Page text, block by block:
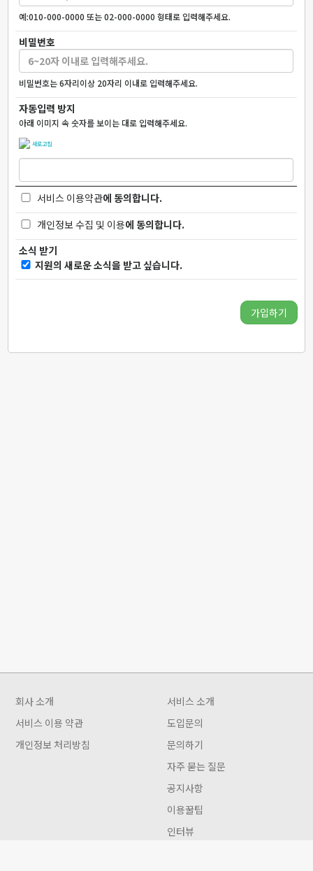
예:010-000-0000 또는 02-000-0000 형태로 입력해주세요.
비밀번호
비밀번호는 6자리이상 20자리 이내로 입력해주세요.
자동입력 방지
아래 이미지 속 숫자를 보이는 대로 입력해주세요.
새로고침
서비스 이용약관에 동의합니다.
개인정보 수집 및 이용에 동의합니다.
소식 받기
지원의 새로운 소식을 받고 싶습니다.
가입하기
회사 소개
서비스 이용 약관
개인정보 처리방침
서비스 소개
도입문의
문의하기
자주 묻는 질문
공지사항
이용꿀팁
인터뷰